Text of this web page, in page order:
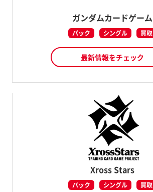
ガンダムカードゲーム
パック シングル 買取
最新情報をチェック
Xross Stars
パック シングル 買取